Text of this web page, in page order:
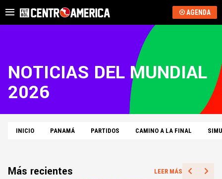
AGENDA
NOTICIAS DEL MUNDIAL
2026
INICIO PANAMÁ PARTIDOS CAMINO A LA FINAL
Más recientes LEER MÁS